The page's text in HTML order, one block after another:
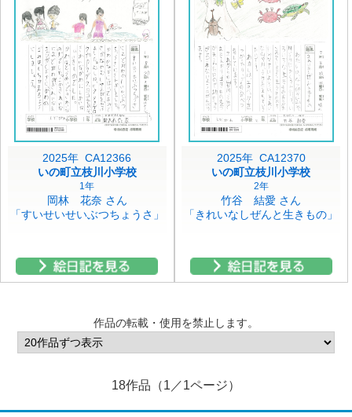
2025年 CA12366
いの町立枝川小学校
1年
岡林 花奈 さん
「すいせいせいぶつちょうさ」
2025年 CA12370
いの町立枝川小学校
2年
竹谷 結愛 さん
「きれいなしぜんと生きもの」
作品の転載・使用を禁止します。
18作品（1／1ページ）